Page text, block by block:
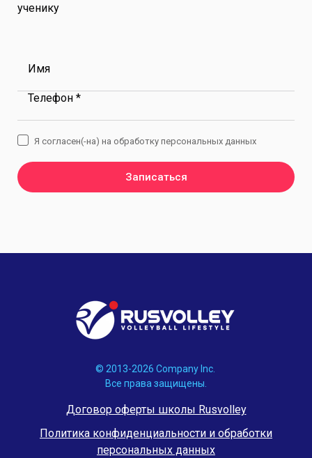
ученику
Имя
Телефон *
Записаться
Я согласен(-на) на обработку персональных данных
© 2013-2026 Company Inc.
Все права защищены.
Договор оферты школы Rusvolley
Политика конфиденциальности и обработки
персональных данных